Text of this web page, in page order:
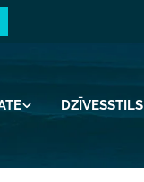
DZĪVESSTILS